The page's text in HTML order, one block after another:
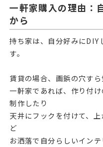
一軒家購入の理由：
から
持ち家は、自分好みにDIY
す。
賃貸の場合、画鋲の穴す
一軒家であれば、作り付
制作したり
天井にフックを付けて、
ど
お洒落で自分らしいイン